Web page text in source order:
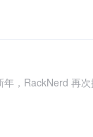
，RackNerd 再